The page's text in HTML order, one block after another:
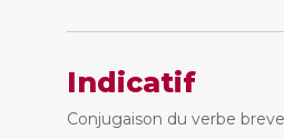
Indicatif
Conjugaison du verbe